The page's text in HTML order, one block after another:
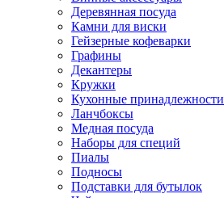
Деревянная посуда
Камни для виски
Гейзерные кофеварки
Графины
Декантеры
Кружки
Кухонные принадлежности
Ланчбоксы
Медная посуда
Наборы для специй
Пиалы
Подносы
Подставки для бутылок